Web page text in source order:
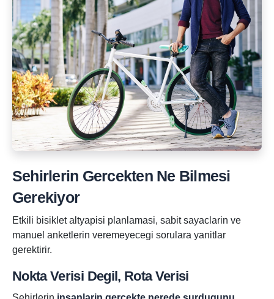
Sehirlerin Gercekten Ne Bilmesi
Gerekiyor
Etkili bisiklet altyapisi planlamasi, sabit sayaclarin ve
manuel anketlerin veremeyecegi sorulara yanitlar
gerektirir.
Nokta Verisi Degil, Rota Verisi